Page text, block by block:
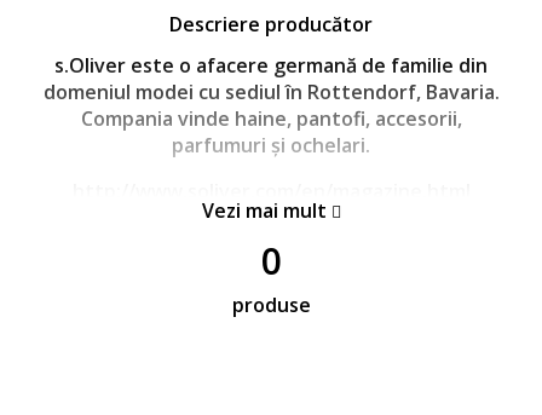
Descriere producător
s.Oliver este o afacere germană de familie din
domeniul modei cu sediul în Rottendorf, Bavaria.
Compania vinde haine, pantofi, accesorii,
parfumuri și ochelari.
Vezi mai mult
0
produse